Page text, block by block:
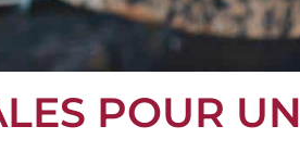
POUR UN